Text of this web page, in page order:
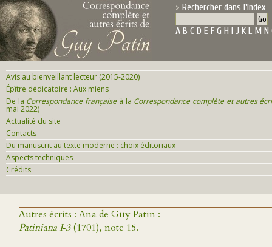
Rechercher dans l'Index
A B C D E F G H I J K L M N